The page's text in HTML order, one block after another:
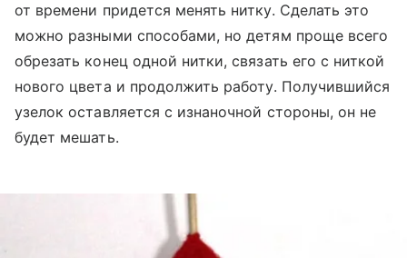
от времени придется менять нитку. Сделать это
можно разными способами, но детям проще всего
обрезать конец одной нитки, связать его с ниткой
нового цвета и продолжить работу. Получившийся
узелок оставляется с изнаночной стороны, он не
будет мешать.